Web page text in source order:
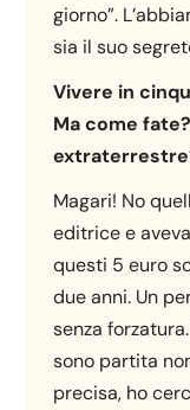
giorno”.
sia il suo
Vivere in
Ma come fate?
Magari! No
editrice e
questi 5 euro
due anni. Un
senza
sono partita
precisa, ho